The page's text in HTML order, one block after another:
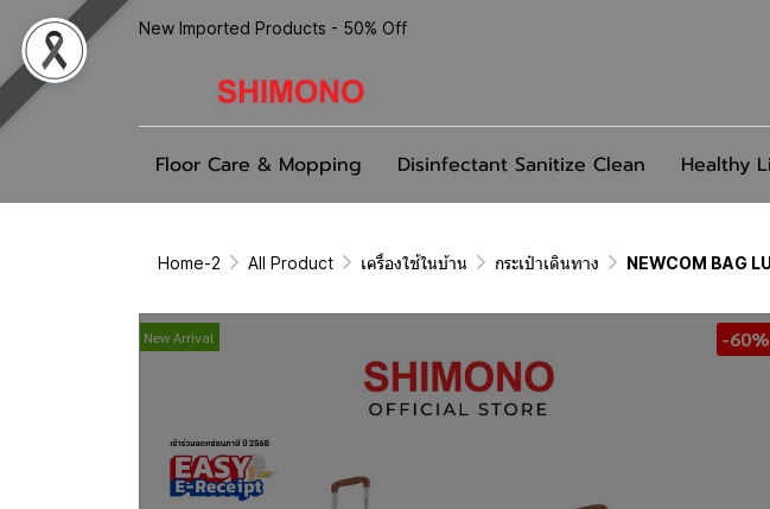
New Imported Products - 50% Off
Floor Care & Mopping Disinfectant Sanitize Clean Healthy
Home-2 All Product เครื่องใช้ในบ้าน กระเป๋าเดินทาง NEWCOM BAG
New Arrival -60%